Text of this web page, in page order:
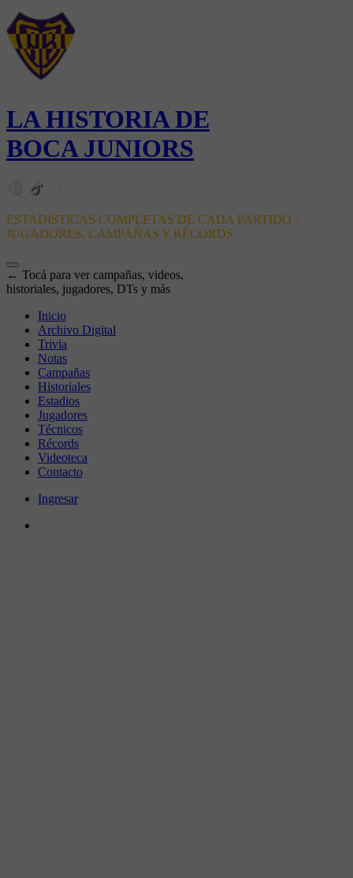
LA HISTORIA DE
BOCA JUNIORS
ESTADÍSTICAS COMPLETAS DE CADA PARTIDO -
JUGADORES, CAMPAÑAS Y RÉCORDS
← Tocá para ver campañas, videos,
historiales, jugadores, DTs y más
Inicio
Archivo Digital
Trivia
Notas
Campañas
Historiales
Estadios
Jugadores
Técnicos
Récords
Videoteca
Contacto
Ingresar